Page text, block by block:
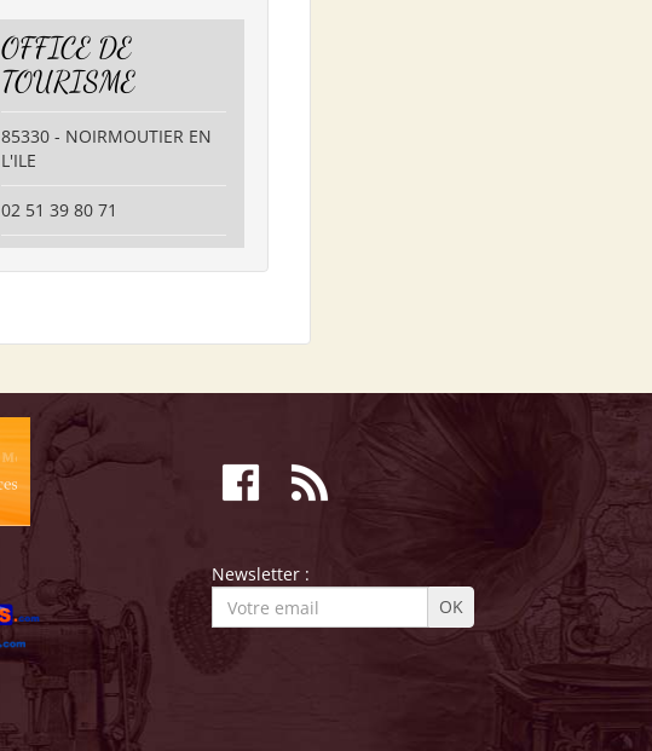
OFFICE DE
TOURISME
85330 - NOIRMOUTIER EN
L'ILE
02 51 39 80 71
Newsletter :